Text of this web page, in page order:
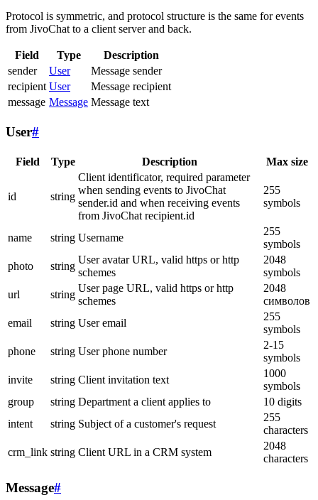
Protocol is symmetric, and protocol structure is the same for events
from JivoChat to a client server and back.
Field Type
Description
sender
User
Message sender
recipient User
Message recipient
message Message Message text
User#
Field Type Description Max size
id string
Client identificator, required parameter
when sending events to JivoChat
sender.id and when receiving events
from JivoChat recipient.id
255
symbols
name string Username
255
symbols
photo
string
User avatar URL, valid https or http
schemes
2048
symbols
url
string
User page URL, valid https or http
schemes
2048
символов
email
string User email
255
symbols
phone
string User phone number
2-15
symbols
invite
string Client invitation text
1000
symbols
group
string Department a client applies to
10 digits
intent
string Subject of a customer's request
255
characters
crm_link string Client URL in a CRM system
2048
characters
Message#